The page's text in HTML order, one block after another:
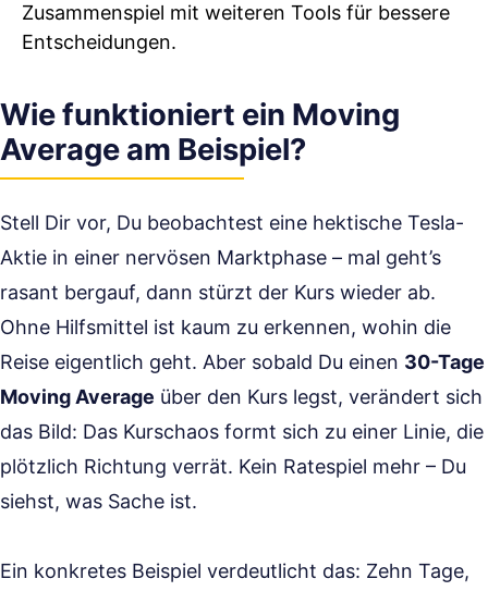
Zusammenspiel mit weiteren Tools für bessere
Entscheidungen.
Wie funktioniert ein Moving
Average am Beispiel?
Stell Dir vor, Du beobachtest eine hektische Tesla-
Aktie in einer nervösen Marktphase – mal geht’s
rasant bergauf, dann stürzt der Kurs wieder ab.
Ohne Hilfsmittel ist kaum zu erkennen, wohin die
Reise eigentlich geht. Aber sobald Du einen 30-Tage
Moving Average über den Kurs legst, verändert sich
das Bild: Das Kurschaos formt sich zu einer Linie, die
plötzlich Richtung verrät. Kein Ratespiel mehr – Du
siehst, was Sache ist.
Ein konkretes Beispiel verdeutlicht das: Zehn Tage,